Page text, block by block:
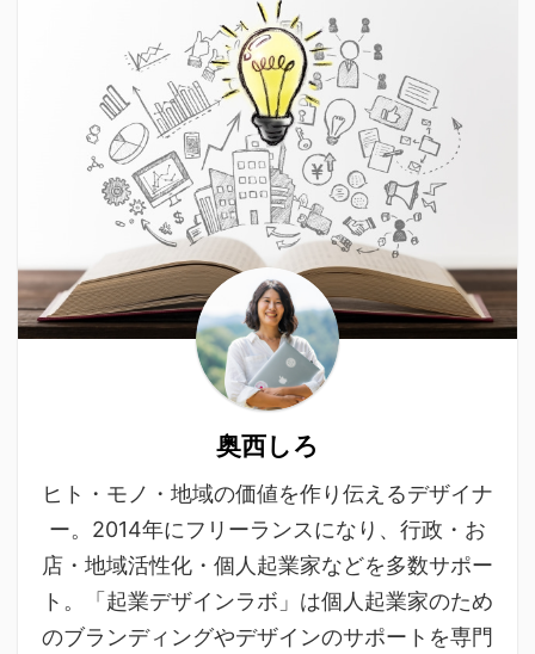
奥西しろ
ヒト・モノ・地域の価値を作り伝えるデザイナ
ー。2014年にフリーランスになり、行政・お
店・地域活性化・個人起業家などを多数サポー
ト。「起業デザインラボ」は個人起業家のため
のブランディングやデザインのサポートを専門